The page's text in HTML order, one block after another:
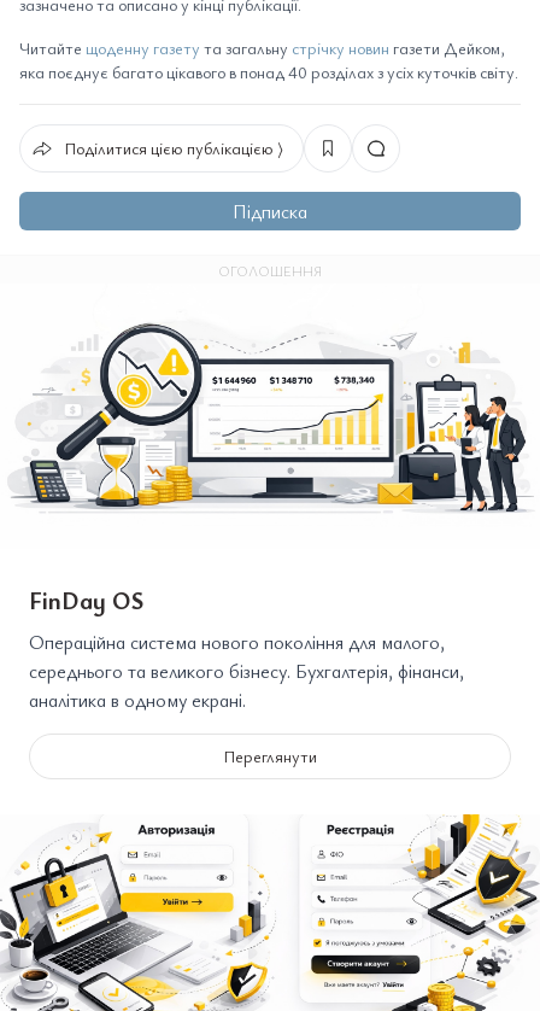
Читайте щоденну газету та загальну стрічку новин газети Дейком,
яка поєднує багато цікавого в понад 40 розділах з усіх куточків світу.
Поділитися цією публікацією ⟩
Підписка
ОГОЛОШЕННЯ
FinDay OS
Операційна система нового покоління для малого,
середнього та великого бізнесу. Бухгалтерія, фінанси,
аналітика в одному екрані.
Переглянути